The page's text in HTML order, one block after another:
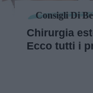
Consigli Di
Chirurgia
Ecco tutti i